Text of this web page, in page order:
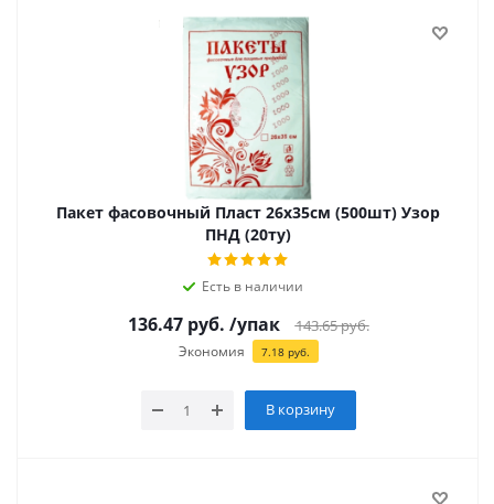
Пакет фасовочный Пласт 26х35см (500шт) Узор
ПНД (20ту)
Есть в наличии
136.47руб. /упак 143.65руб.
Экономия 7.18руб.
В корзину